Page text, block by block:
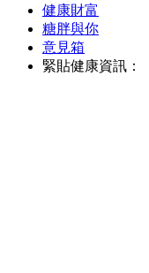
健康財富
糖胖與你
意見箱
緊貼健康資訊：